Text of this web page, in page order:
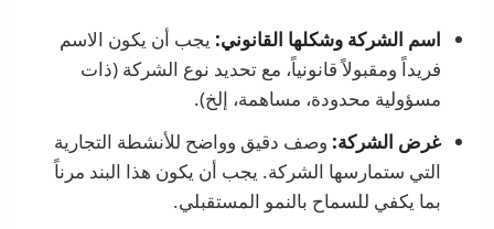
اسم الشركة وشكلها القانوني: يجب أن يكون الاسم
فريداً ومقبولاً قانونياً، مع تحديد نوع الشركة (ذات
مسؤولية محدودة، مساهمة، إلخ).
غرض الشركة: وصف دقيق وواضح للأنشطة التجارية
التي ستمارسها الشركة. يجب أن يكون هذا البند مرناً
بما يكفي للسماح بالنمو المستقبلي.